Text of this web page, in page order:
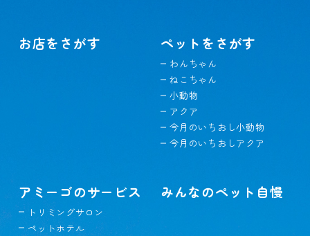
お店をさがす ペットをさがす
わんちゃん
ねこちゃん
小動物
アクア
今月のいちおし小動物
今月のいちおしアクア
アミーゴのサービス
トリミングサロン
ペットホテル
みんなのペット自慢